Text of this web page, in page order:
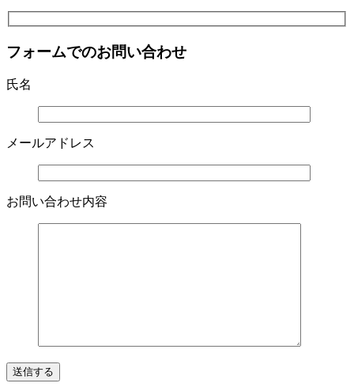
フォームでのお問い合わせ
氏名
メールアドレス
お問い合わせ内容